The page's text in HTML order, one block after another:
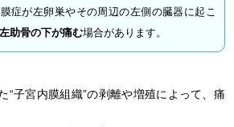
症が左卵巣やその周辺の左側の臓器に起こ
左助骨の下が痛む場合があります。
“子宮内膜組織”の剥離や増殖によって、痛